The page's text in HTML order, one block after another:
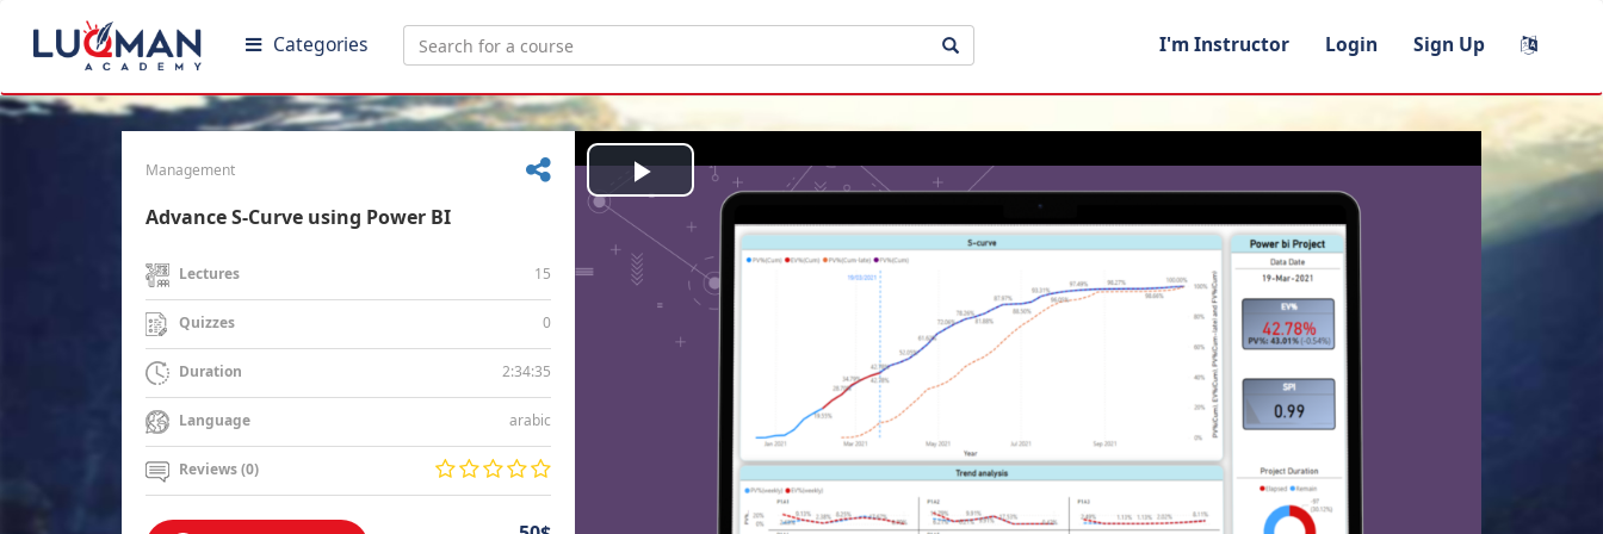
Categories I'm Instructor Login Sign Up
Management
Advance S-Curve using Power BI
Lectures 15
Quizzes 0
Duration 2:34:35
Language arabic
Reviews (0)
Play
Video